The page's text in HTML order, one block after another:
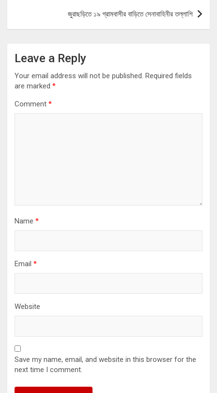
জুরাছড়িতে ১৯ গ্রামবাসীর বাড়িতে সেনাবাহিনীর তল্লাশি
Leave a Reply
Your email address will not be published. Required fields
are marked *
Comment *
Name *
Email *
Website
Save my name, email, and website in this browser for the
next time I comment.